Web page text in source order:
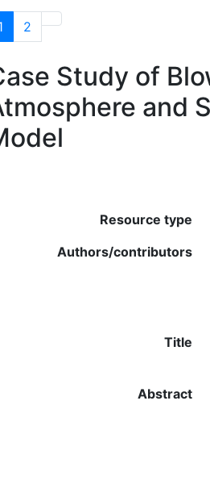
2
Study of
and
Resource type
Authors/contributors
Title
Abstract